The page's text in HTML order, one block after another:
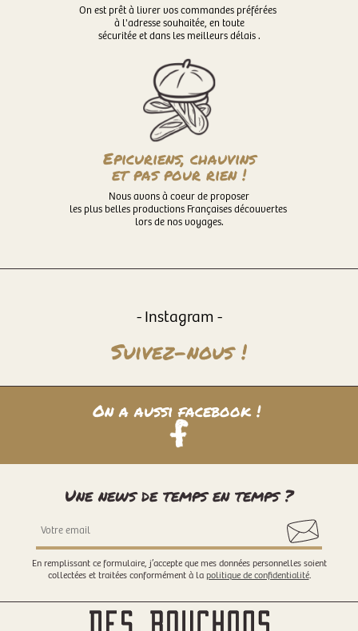
On est prêt à livrer vos commandes préférées
à l'adresse souhaitée, en toute
sécuritée et dans les meilleurs délais .
Epicuriens, chauvins
et pas pour rien !
Nous avons à coeur de proposer
les plus belles productions Françaises découvertes
lors de nos voyages.
- Instagram -
Suivez-nous !
On a aussi facebook !
Une news de temps en temps ?
En remplissant ce formulaire, j’accepte que mes données personnelles soient
collectées et traitées conformément à la politique de confidentialité.